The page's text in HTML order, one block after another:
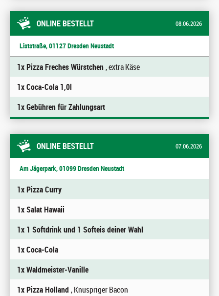
ONLINE BESTELLT 08.06.2026
Liststraße, 01127 Dresden Neustadt
1x Pizza Freches Würstchen, extra Käse
1x Coca-Cola 1,0l
1x Gebühren für Zahlungsart
ONLINE BESTELLT 07.06.2026
Am Jägerpark, 01099 Dresden Neustadt
1x Pizza Curry
1x Salat Hawaii
1x 1 Softdrink und 1 Softeis deiner Wahl
1x Coca-Cola
1x Waldmeister-Vanille
1x Pizza Holland , Knuspriger Bacon